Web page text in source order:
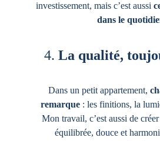
investissement, mais c’est aussi
dans le
4. La qualité,
Dans un petit appartement,
remarque : les finitions, la
Mon travail, c’est aussi de
équilibrée, douce et